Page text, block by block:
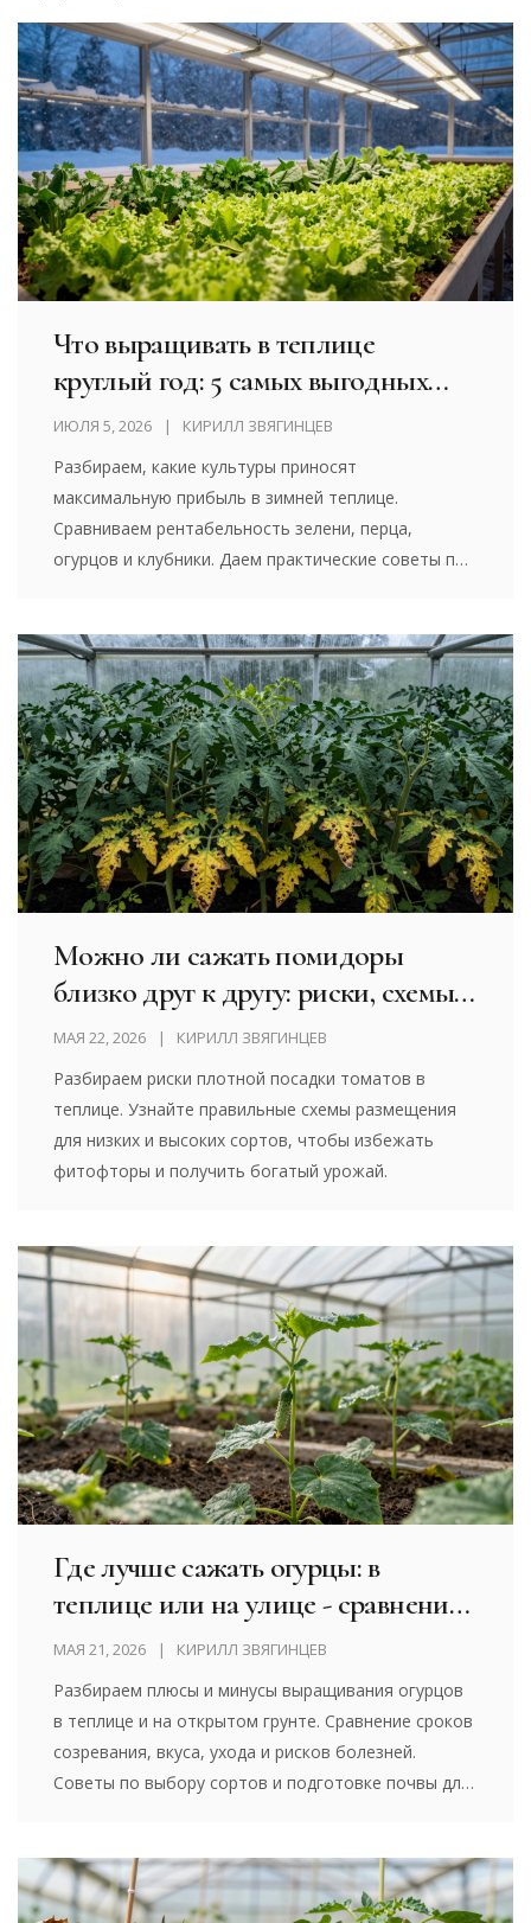
Что выращивать в теплице
круглый год: 5 самых выгодных
культур для бизнеса и себя
ИЮЛЯ 5, 2026 КИРИЛЛ ЗВЯГИНЦЕВ
Разбираем, какие культуры приносят
максимальную прибыль в зимней теплице.
Сравниваем рентабельность зелени, перца,
огурцов и клубники. Даем практические советы по
Можно ли сажать помидоры
близко друг к другу: риски, схемы и
ошибки
МАЯ 22, 2026 КИРИЛЛ ЗВЯГИНЦЕВ
Разбираем риски плотной посадки томатов в
теплице. Узнайте правильные схемы размещения
для низких и высоких сортов, чтобы избежать
фитофторы и получить богатый урожай.
Где лучше сажать огурцы: в
теплице или на улице - сравнение,
плюсы и минусы для урожая
МАЯ 21, 2026 КИРИЛЛ ЗВЯГИНЦЕВ
Разбираем плюсы и минусы выращивания огурцов
в теплице и на открытом грунте. Сравнение сроков
созревания, вкуса, ухода и рисков болезней.
Советы по выбору сортов и подготовке почвы для